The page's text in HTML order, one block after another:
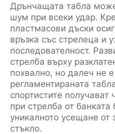
Дрънчащата табла
шум при всеки удар.
пластмасови дъски
връзка със стрелеца и
последователност.
стрелба върху
похвално, но далеч не
регламентираната
спортистите получават
при стрелба от банката
уникалното усещане от
стъкло.